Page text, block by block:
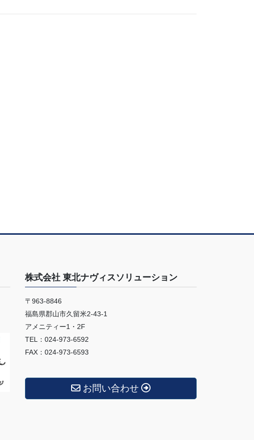
株式会社 東北ナヴィスソリューション
〒963-8846
福島県郡山市久留米2-43-1
アメニティー1・2F
TEL：024-973-6592
FAX：024-973-6593
お問い合わせ